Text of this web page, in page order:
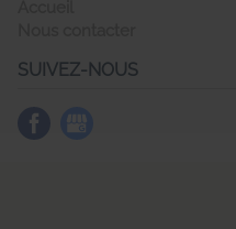
SUIVEZ-NOUS